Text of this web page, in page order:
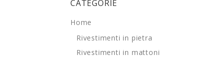
CATEGORIE
Home
Rivestimenti in pietra
Rivestimenti in mattoni